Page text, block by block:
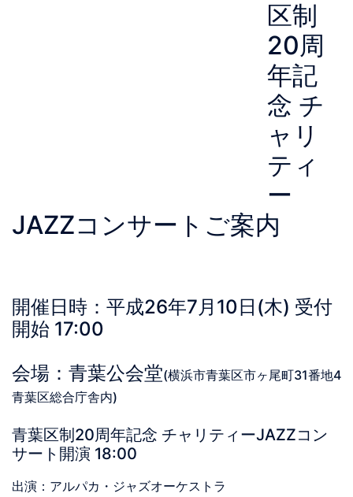
区制
20周
年記
念 チ
ャリ
ティ
ー
JAZZコンサートご案内
開催日時：平成26年7月10日(木) 受付
開始 17:00
会場：青葉公会堂(横浜市青葉区市ヶ尾町31番地4
青葉区総合庁舎内)
青葉区制20周年記念 チャリティーJAZZコン
サート開演 18:00
出演：アルパカ・ジャズオーケストラ